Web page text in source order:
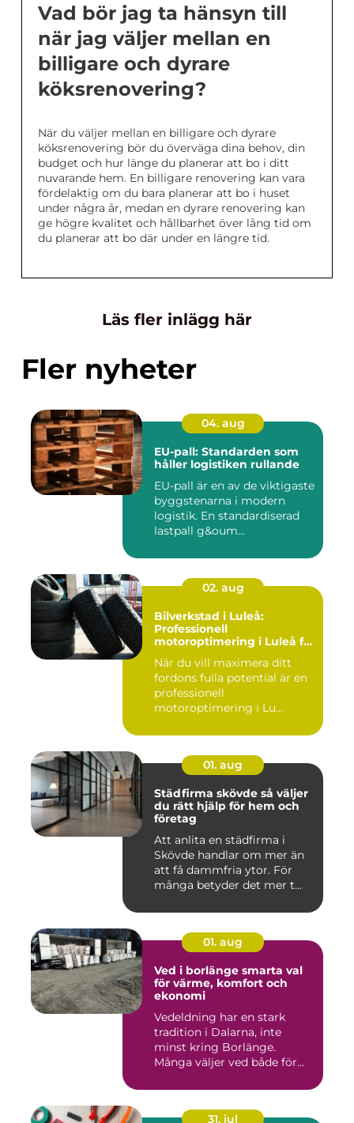
Vad bör jag ta hänsyn till
när jag väljer mellan en
billigare och dyrare
köksrenovering?
När du väljer mellan en billigare och dyrare
köksrenovering bör du överväga dina behov, din
budget och hur länge du planerar att bo i ditt
nuvarande hem. En billigare renovering kan vara
fördelaktig om du bara planerar att bo i huset
under några år, medan en dyrare renovering kan
ge högre kvalitet och hållbarhet över lång tid om
du planerar att bo där under en längre tid.
Läs fler inlägg här
Fler nyheter
04. aug
EU-pall: Standarden som
håller logistiken rullande
EU-pall är en av de viktigaste
byggstenarna i modern
logistik. En standardiserad
lastpall g&oum...
02. aug
Bilverkstad i Luleå:
Professionell
motoroptimering i Luleå för
När du vill maximera ditt
fordons fulla potential är en
professionell
motoroptimering i Lu...
01. aug
Städfirma skövde så väljer
du rätt hjälp för hem och
företag
Att anlita en städfirma i
Skövde handlar om mer än
att få dammfria ytor. För
många betyder det mer t...
01. aug
Ved i borlänge smarta val
för värme, komfort och
ekonomi
Vedeldning har en stark
tradition i Dalarna, inte
minst kring Borlänge.
Många väljer ved både för
31. jul